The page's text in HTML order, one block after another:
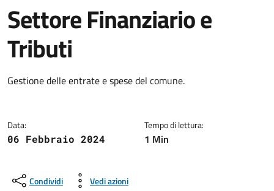
Settore Finanziario e
Tributi
Dettagli della notizia
Gestione delle entrate e spese del comune.
Data:
06 Febbraio 2024
Tempo di lettura:
1 Min
Condividi Vedi azioni